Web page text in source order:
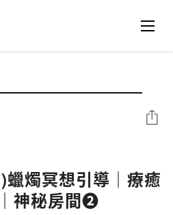
蠟燭冥想引導｜療癒
神秘房間❷
分享